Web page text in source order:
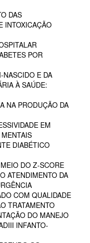
DAS
INTOXICAÇÃO
POR
NASCIDO E DA
À SAÚDE:
NA PRODUÇÃO DA
EM
DIABÉTICO
DO Z-SCORE
ATENDIMENTO DA
COM QUALIDADE
TRATAMENTO
DO MANEJO
INFANTO-